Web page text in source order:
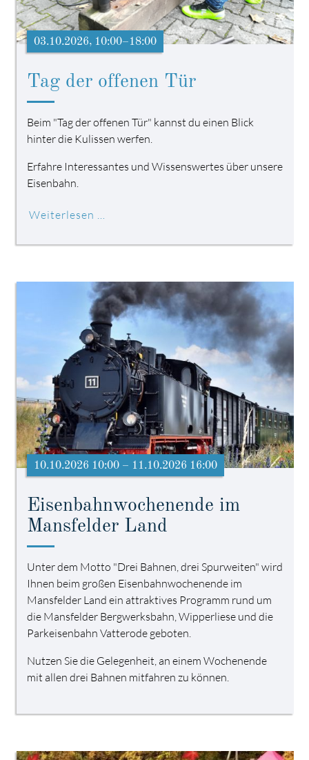
Tag der offenen Tür
03.10.2026, 10:00–18:00
Beim "Tag der offenen Tür" kannst du einen Blick
hinter die Kulissen werfen.
Erfahre Interessantes und Wissenswertes über unsere
Eisenbahn.
Weiterlesen …
Eisenbahnwochenende im
Mansfelder Land
10.10.2026 10:00 – 11.10.2026 16:00
Unter dem Motto "Drei Bahnen, drei Spurweiten" wird
Ihnen beim großen Eisenbahnwochenende im
Mansfelder Land ein attraktives Programm rund um
die Mansfelder Bergwerksbahn, Wipperliese und die
Parkeisenbahn Vatterode geboten.
Nutzen Sie die Gelegenheit, an einem Wochenende
mit allen drei Bahnen mitfahren zu können.